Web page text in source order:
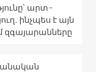
արտ-
ինչպես է այն
զգայարանները